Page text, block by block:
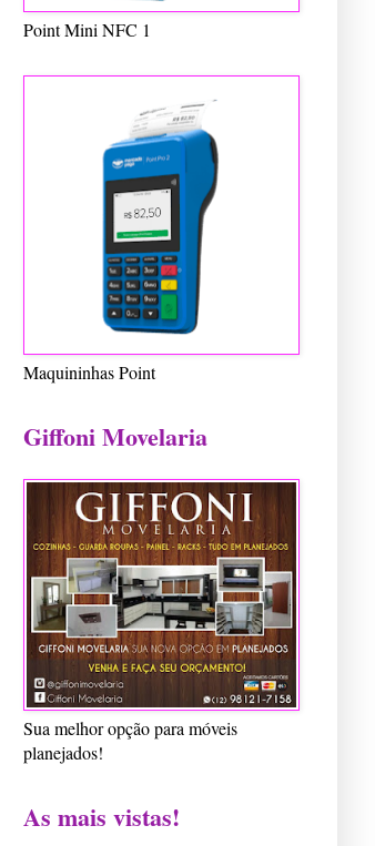
Point Mini NFC 1
Maquininhas Point
Giffoni Movelaria
Sua melhor opção para móveis
planejados!
As mais vistas!